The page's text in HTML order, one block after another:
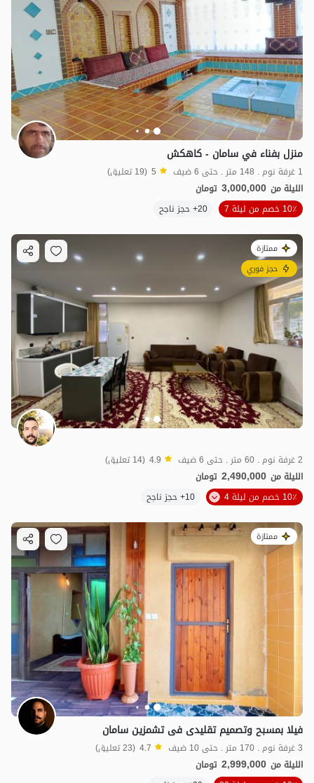
منزل بفناء في سامان - كاهكش
1 غرفة نوم . 148 متر . حتى 6 ضيف 5 (19 تعليق)
الليلة من 3,000,000 تومان
10٪ خصم من ليلة 7
20+ حجز ناجح
ممتازة
حجز فوري
2 غرفة نوم . 60 متر . حتى 6 ضيف 4.9 (14 تعليق)
الليلة من 2,490,000 تومان
10٪ خصم من ليلة 4
10+ حجز ناجح
ممتازة
فیلا بمسبح وتصمیم تقلیدی فی تشمزین سامان
3 غرفة نوم . 170 متر . حتى 10 ضيف 4.7 (23 تعليق)
الليلة من 2,999,000 تومان